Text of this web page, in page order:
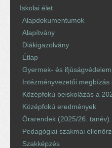
Iskolai élet
Alapdokumentumok
Alapítvány
Diákigazolvány
Étlap
Gyermek- és ifjúságvédelem
Intézményvezetői megbízás
Középfokú beiskolázás a
Középfokú eredmények
Órarendek (2025/26. tanév)
Pedagógiai szakmai
Szakképzés